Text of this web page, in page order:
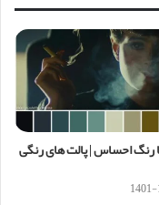
با رنگ احساس | پالت های رنگی